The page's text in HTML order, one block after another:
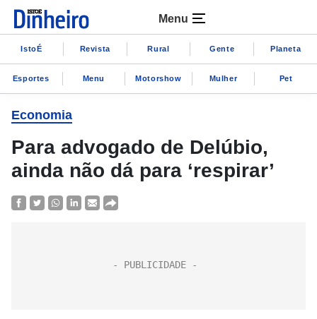
Menu
IstoÉ Revista Rural Gente Planeta
Esportes Menu Motorshow Mulher Pet
Economia
Para advogado de Delúbio,
ainda não dá para ‘respirar’